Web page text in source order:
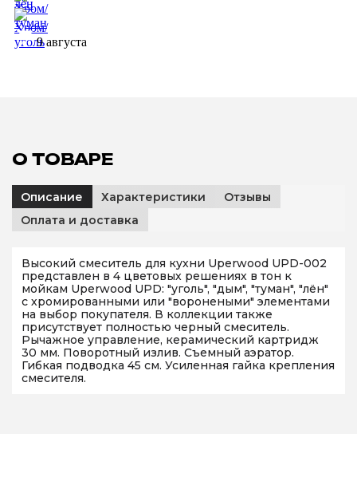
9 августа
О ТОВАРЕ
Описание Характеристики
Отзывы
Оплата и доставка
Высокий смеситель для кухни Uperwood UPD-002
представлен в 4 цветовых решениях в тон к
мойкам Uperwood UPD: "уголь", "дым", "туман", "лён"
с хромированными или "воронеными" элементами
на выбор покупателя. В коллекции также
присутствует полностью черный смеситель.
Рычажное управление, керамический картридж
30 мм. Поворотный излив. Съемный аэратор.
Гибкая подводка 45 см. Усиленная гайка крепления
смесителя.